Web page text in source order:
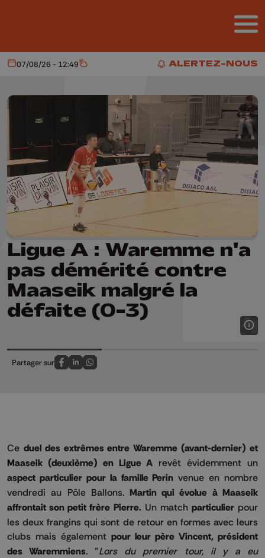
ALERTEZ-NOUS
ALERTEZ-NOUS
Aujourd'hui
07/08/26 - 12:49 Météo
Ligue A : Waremme n'a
pas démérité contre
Maaseik malgré la
défaite (0-3)
Partager sur
Partagez sur FaceBook
Partagez sur LinkedIn
Partagez sur Whatsapp
Ce duel des extrêmes entre Waremme (avant-dernier) et
Maaseik (deuxième) en Ligue A revêt évidemment un
aspect particulier pour la famille Perin venue en nombre
vendredi au Pôle Ballons. Martin qui évolue à Maaseik
affrontait son petit frère Pierre.Un match particulierpour
les deux frangins qui sont de retour en formes avec leurs
clubs mais également pour leur père Vincent, président
des Waremmiens. "Lors du premier tour, il y a eu